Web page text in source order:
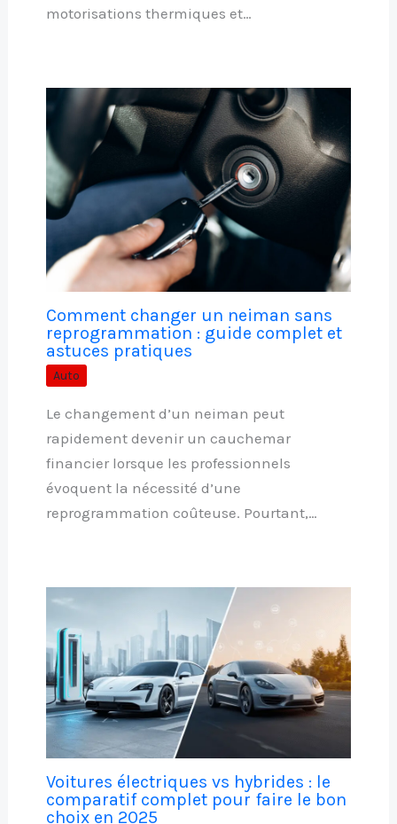
motorisations thermiques et…
Comment changer un neiman sans
reprogrammation : guide complet et
astuces pratiques
Auto
Le changement d’un neiman peut
rapidement devenir un cauchemar
financier lorsque les professionnels
évoquent la nécessité d’une
reprogrammation coûteuse. Pourtant,…
Voitures électriques vs hybrides : le
comparatif complet pour faire le bon
choix en 2025